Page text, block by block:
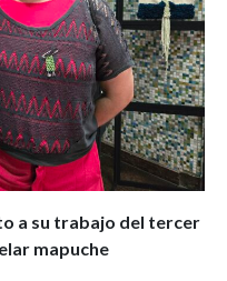
a su trabajo del tercer
mapuche